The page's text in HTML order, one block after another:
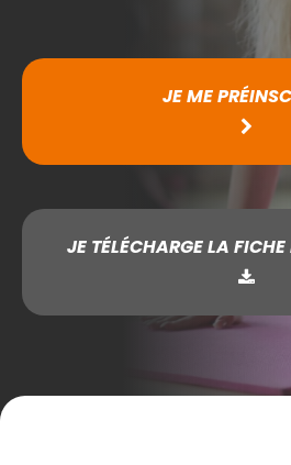
JE ME
JE TÉLÉCHARGE LA